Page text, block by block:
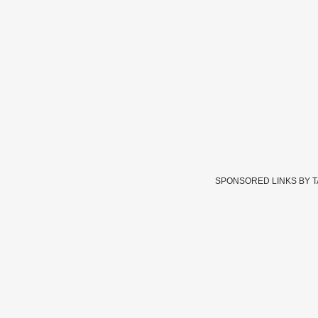
SPONSORED LINKS BY